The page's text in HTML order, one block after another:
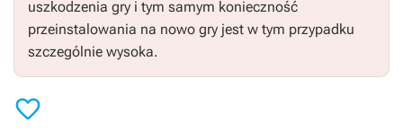
uszkodzenia gry i tym samym konieczność
przeinstalowania na nowo gry jest w tym przypadku
szczególnie wysoka.
